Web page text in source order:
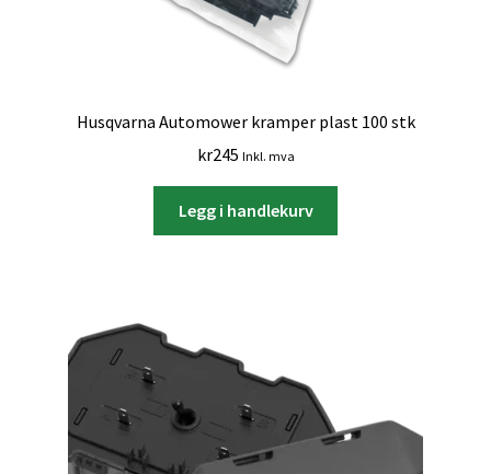
Husqvarna Automower kramper plast 100 stk
kr245 Inkl. mva
Legg i handlekurv